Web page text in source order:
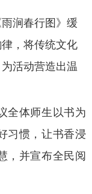
涧春行图》缓
，将传统文化
活动营造出温
体师生以书为
习惯，让书香浸
，并宣布全民阅